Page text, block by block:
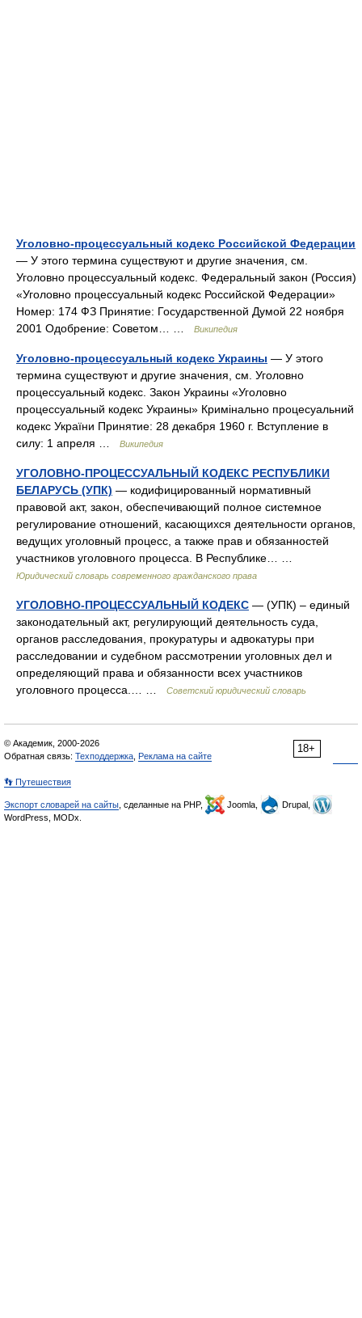
Уголовно-процессуальный кодекс Российской Федерации
— У этого термина существуют и другие значения, см.
Уголовно процессуальный кодекс. Федеральный закон (Россия)
«Уголовно процессуальный кодекс Российской Федерации»
Номер: 174 ФЗ Принятие: Государственной Думой 22 ноября
2001 Одобрение: Советом… …
Википедия
Уголовно-процессуальный кодекс Украины — У этого
термина существуют и другие значения, см. Уголовно
процессуальный кодекс. Закон Украины «Уголовно
процессуальный кодекс Украины» Кримінально процесуальний
кодекс України Принятие: 28 декабря 1960 г. Вступление в
силу: 1 апреля …
Википедия
УГОЛОВНО-ПРОЦЕССУАЛЬНЫЙ КОДЕКС РЕСПУБЛИКИ
БЕЛАРУСЬ (УПК) — кодифицированный нормативный
правовой акт, закон, обеспечивающий полное системное
регулирование отношений, касающихся деятельности органов,
ведущих уголовный процесс, а также прав и обязанностей
участников уголовного процесса. В Республике… …
Юридический словарь современного гражданского права
УГОЛОВНО-ПРОЦЕССУАЛЬНЫЙ КОДЕКС — (УПК) – единый
законодательный акт, регулирующий деятельность суда,
органов расследования, прокуратуры и адвокатуры при
расследовании и судебном рассмотрении уголовных дел и
определяющий права и обязанности всех участников
уголовного процесса.… …
Советский юридический словарь
18+
© Академик, 2000-2026
Обратная связь: Техподдержка Реклама на сайте
👣 Путешествия
Экспорт словарей на сайты , сделанные на PHP, Joomla,
Drupal,
WordPress, MODx.